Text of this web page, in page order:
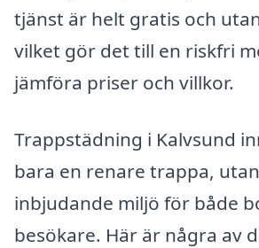
tjänst är helt gratis och
vilket gör det till en riskfri
jämföra priser och villkor.
Trappstädning i Kalvsund
bara en renare trappa,
inbjudande miljö för både
besökare. Här är några av